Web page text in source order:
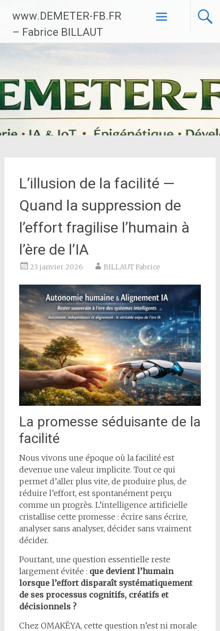
contenu
principal
www.DEMETER-FB.FR
– Fabrice BILLAUT
L’illusion de la facilité —
Quand la suppression de
l’effort fragilise l’humain à
l’ère de l’IA
23 janvier 2026 BILLAUT Fabrice
La promesse séduisante de la
facilité
Nous vivons une époque où la facilité est
devenue une valeur implicite. Tout ce qui
permet d’aller plus vite, de produire plus, de
réduire l’effort, est spontanément perçu
comme un progrès. L’intelligence artificielle
cristallise cette promesse : écrire sans écrire,
analyser sans analyser, décider sans vraiment
décider.
Pourtant, une question essentielle reste
largement évitée : que devient l’humain
lorsque l’effort disparaît systématiquement
de ses processus cognitifs, créatifs et
décisionnels ?
Chez OMAKËYA, cette question n’est ni morale